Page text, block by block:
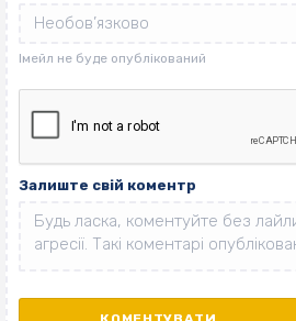
Залиште свій коментр